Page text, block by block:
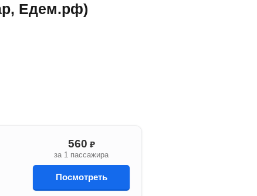
Едем.рф)
560 ₽
за 1 пассажира
Посмотреть